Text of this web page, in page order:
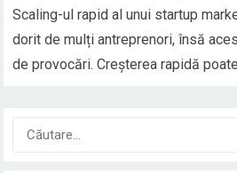
Scaling-ul rapid al unui startup
dorit de mulți antreprenori, însă
de provocări. Creșterea rapidă
venituri mai mari, dar și riscuri
gestionării unei afaceri care…
Caută